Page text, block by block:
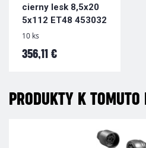
cierny lesk 8,5x20
5x112 ET48 453032
10 ks
356,11 €
PRODUKTY K TOMUTO